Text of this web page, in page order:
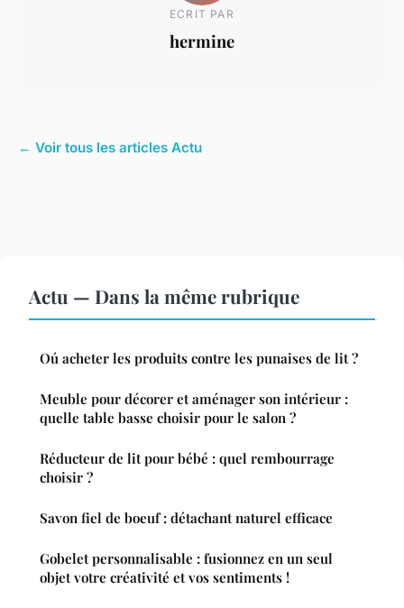
ECRIT PAR
hermine
← Voir tous les articles Actu
Actu — Dans la même rubrique
Oú acheter les produits contre les punaises de lit ?
Meuble pour décorer et aménager son intérieur :
quelle table basse choisir pour le salon ?
Réducteur de lit pour bébé : quel rembourrage
choisir ?
Savon fiel de boeuf : détachant naturel efficace
Gobelet personnalisable : fusionnez en un seul
objet votre créativité et vos sentiments !